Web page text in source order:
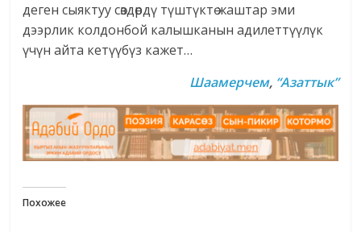
деген сыяктуу сөздөрдү түштүктө жаштар эми
дээрлик колдонбой калышканын адилеттүүлүк
үчүн айта кетүүбүз кажет…
Шаамерчем, “Азаттык”
Похожее